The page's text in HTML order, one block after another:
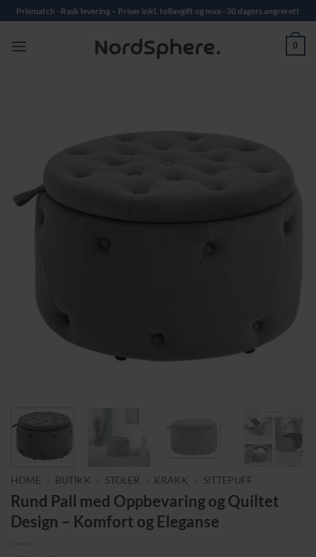
Skip
to
content
Prismatch - Rask levering – Priser inkl. tollavgift og mva - 30 dagers angrerett
0
HOME BUTIKK STOLER KRAKK SITTEPUFF
Rund Pall med Oppbevaring og Quiltet
Design – Komfort og Eleganse